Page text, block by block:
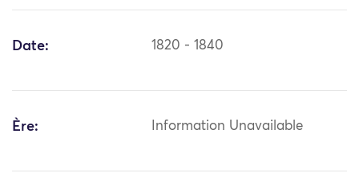
Date: 1820 - 1840
Ère: Information Unavailable